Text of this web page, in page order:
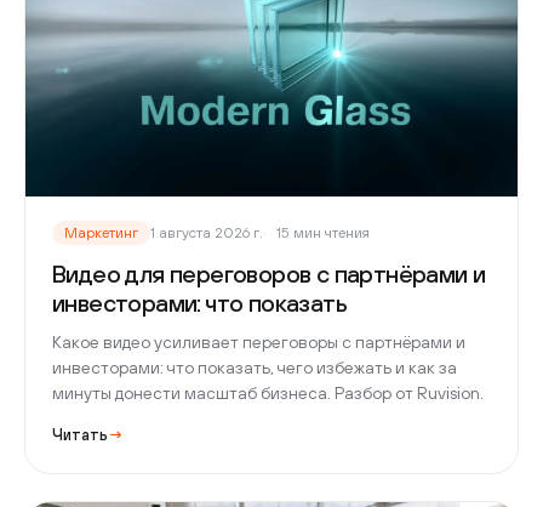
Маркетинг 1 августа 2026 г. 15 мин чтения
Видео для переговоров с партнёрами и
инвесторами: что показать
Какое видео усиливает переговоры с партнёрами и
инвесторами: что показать, чего избежать и как за
минуты донести масштаб бизнеса. Разбор от Ruvision.
Читать →